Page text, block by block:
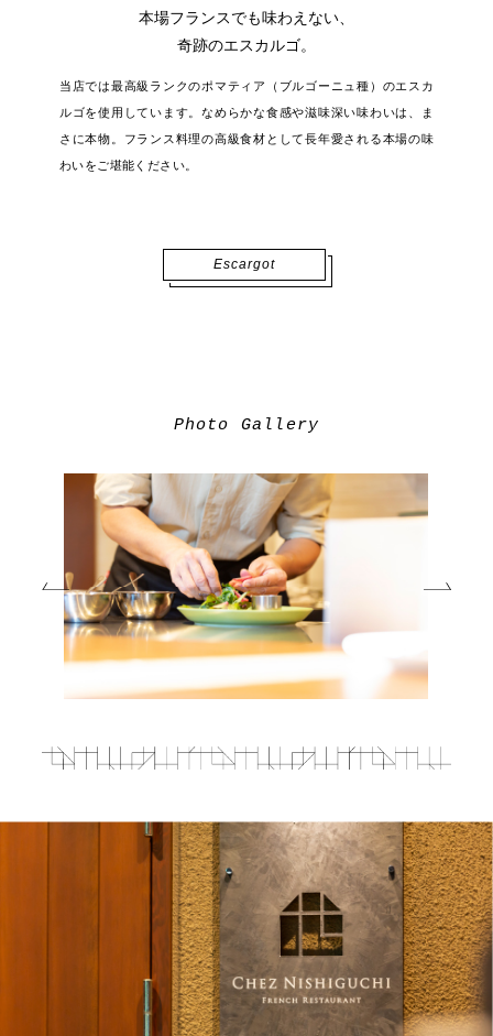
本場フランスでも味わえない、
奇跡のエスカルゴ。
当店では最高級ランクのポマティア（ブルゴーニュ種）のエスカ
ルゴを使用しています。なめらかな食感や滋味深い味わいは、ま
さに本物。
フランス料理の高級食材として長年愛される本場の味
わいをご堪能ください。
Escargot
Photo Gallery